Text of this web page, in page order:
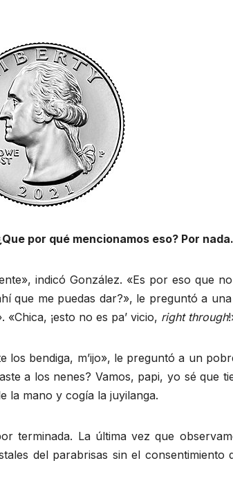
por qué mencionamos eso? Por
indicó González. «Es por eso que
que me puedas dar?», le preguntó a
¡esto no es pa’ vicio, right through
bendiga, m’ijo», le preguntó a un
a los nenes? Vamos, papi, yo sé que
la mano y cogía la juyilanga.
terminada. La última vez que
del parabrisas sin el consentimiento